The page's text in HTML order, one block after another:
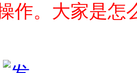
作。大家是怎